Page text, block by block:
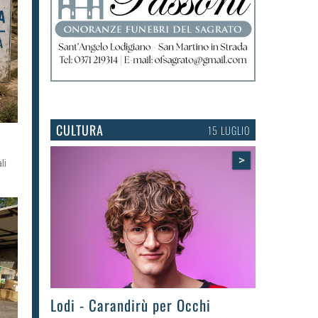
CULTURA 15 LUGLIO
>
Lodi - Carandirù per Occhi